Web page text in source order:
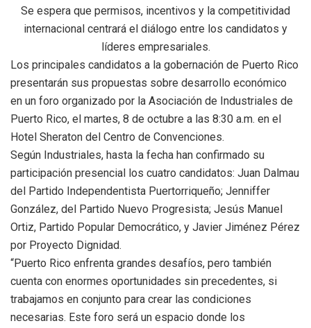
Se espera que permisos, incentivos y la competitividad
internacional centrará el diálogo entre los candidatos y
líderes empresariales.
Los principales candidatos a la gobernación de Puerto Rico
presentarán sus propuestas sobre desarrollo económico
en un foro organizado por la Asociación de Industriales de
Puerto Rico, el martes, 8 de octubre a las 8:30 a.m. en el
Hotel Sheraton del Centro de Convenciones.
Según Industriales, hasta la fecha han confirmado su
participación presencial los cuatro candidatos: Juan Dalmau
del Partido Independentista Puertorriqueño; Jenniffer
González, del Partido Nuevo Progresista; Jesús Manuel
Ortiz, Partido Popular Democrático, y Javier Jiménez Pérez
por Proyecto Dignidad.
“Puerto Rico enfrenta grandes desafíos, pero también
cuenta con enormes oportunidades sin precedentes, si
trabajamos en conjunto para crear las condiciones
necesarias. Este foro será un espacio donde los